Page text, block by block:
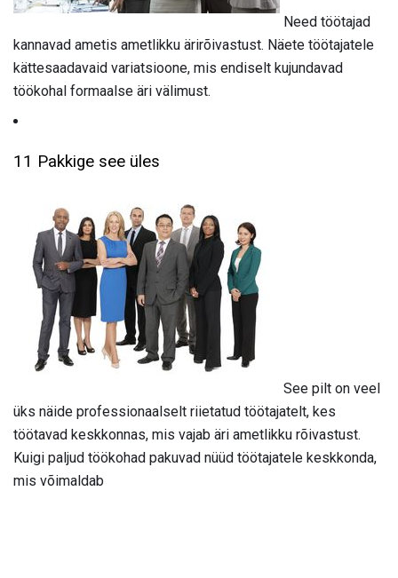
Need töötajad
kannavad ametis ametlikku ärirõivastust. Näete töötajatele
kättesaadavaid variatsioone, mis endiselt kujundavad
töökohal formaalse äri välimust.
11 Pakkige see üles
See pilt on veel
üks näide professionaalselt riietatud töötajatelt, kes
töötavad keskkonnas, mis vajab äri ametlikku rõivastust.
Kuigi paljud töökohad pakuvad nüüd töötajatele keskkonda,
mis võimaldab